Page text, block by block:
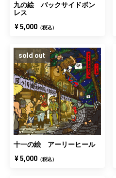
九の絵 バックサイドボン
レス
¥ 5,000 （税込）
sold out
十一の絵 アーリーヒール
¥ 5,000 （税込）